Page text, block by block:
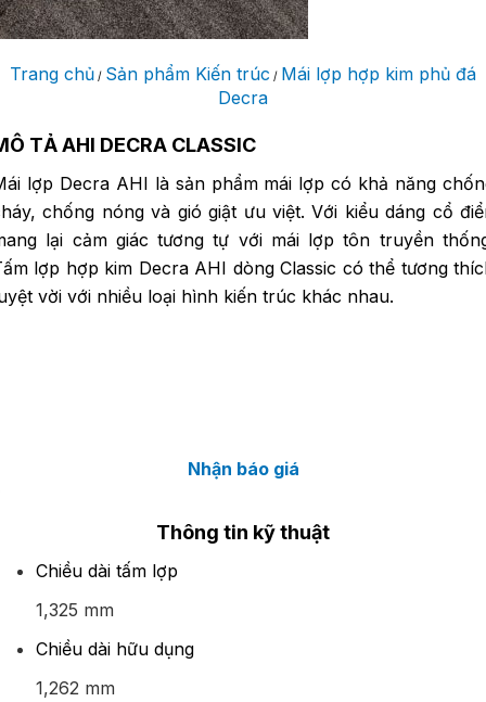
Trang chủ / Sản phẩm Kiến trúc / Mái lợp hợp kim phủ đá
Decra
TẢ AHI DECRA CLASSIC
lợp Decra AHI là sản phẩm mái lợp có khả năng
chống nóng và gió giật ưu việt. Với kiểu dáng cổ
lại cảm giác tương tự với mái lợp tôn truyền
lợp hợp kim Decra AHI dòng Classic có thể tương
vời với nhiều loại hình kiến trúc khác nhau.
Nhận báo giá
Thông tin kỹ thuật
Chiều dài tấm lợp
1,325 mm
Chiều dài hữu dụng
1,262 mm